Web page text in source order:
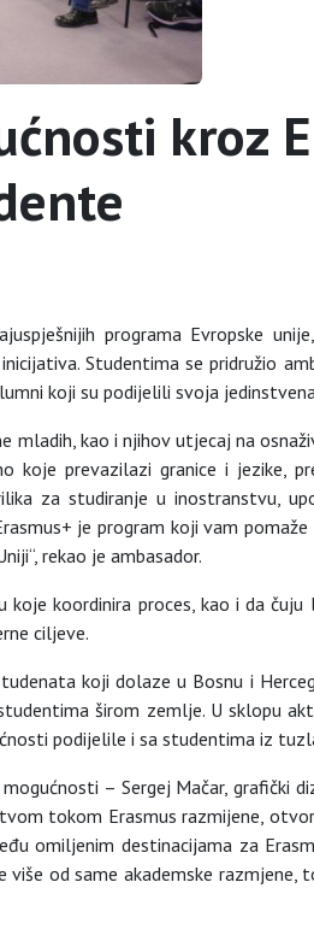
kroz
programa Evropske
Studentima se pridružio
koji su podijelili svoja
kao i njihov utjecaj na
koje prevazilazi granice i jezike,
za studiranje u inostranstvu,
je program koji vam
rekao je ambasador.
koordinira proces, kao i da
ciljeve.
koji dolaze u Bosnu i
širom zemlje. U sklopu
podijelile i sa studentima iz
– Sergej Mačar, grafički
tokom Erasmus razmijene,
omiljenim destinacijama za
od same akademske